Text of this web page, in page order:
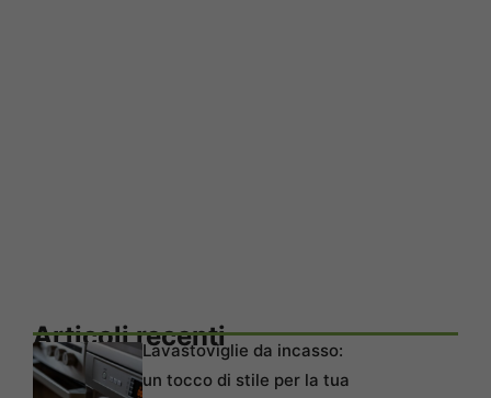
Articoli recentiLavastoviglie da incasso:
un tocco di stile per la tua